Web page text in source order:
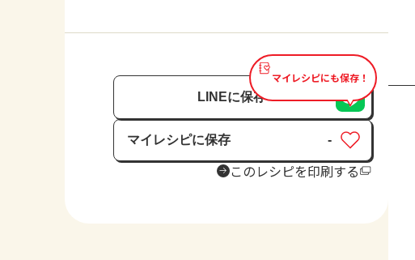
マイレシピにも保存！
LINEに保存
マイレシピに保存
保存済み
-
このレシピを印刷する